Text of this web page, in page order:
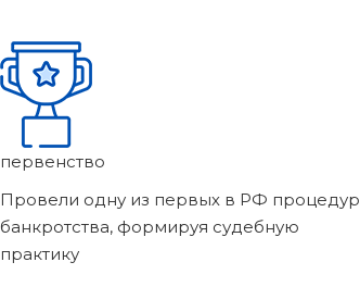
первенство
Провели одну из первых в РФ процедур
банкротства, формируя судебную
практику